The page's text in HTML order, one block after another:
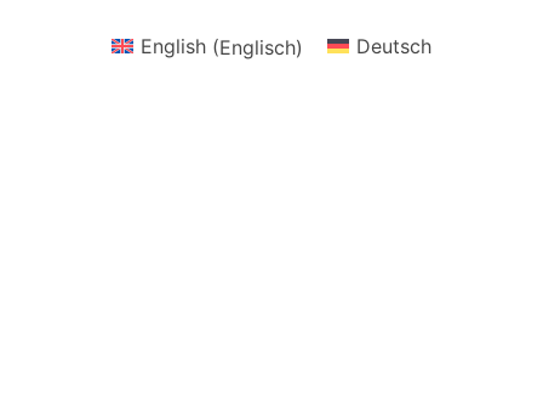
English (Englisch) Deutsch